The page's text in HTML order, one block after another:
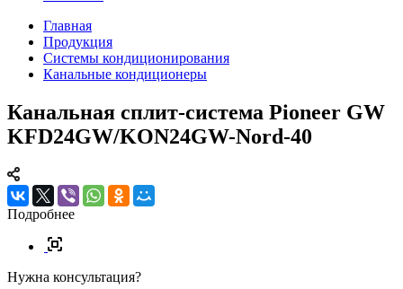
Главная
Продукция
Системы кондиционирования
Канальные кондиционеры
Канальная сплит-система Pioneer GW
KFD24GW/KON24GW-Nord-40
Подробнее
Нужна консультация?